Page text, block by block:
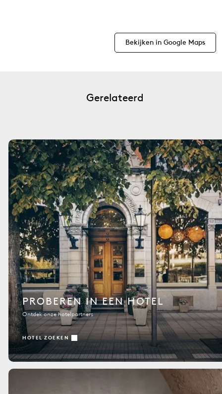
Bekijken in Google Maps
Gerelateerd
PROBEREN IN EEN HOTEL
Ontdek onze hotelpartners
HOTEL ZOEKEN